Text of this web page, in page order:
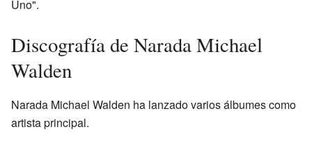
Uno".
Discografía de Narada Michael
Walden
Narada Michael Walden ha lanzado varios álbumes como
artista principal.